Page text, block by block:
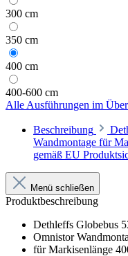
300 cm
350 cm
400 cm
400-600 cm
Alle Ausführungen im
Beschreibung
Wandmontage für
gemäß EU
Menü schließen
Produktbeschreibung
Dethleffs Globebus
Omnistor
für Markisenlänge